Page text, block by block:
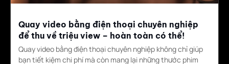
Quay video bằng điện thoại chuyên nghiệp
để thu về triệu view – hoàn toàn có thể!
Quay video bằng điện thoại chuyên nghiệp không chỉ giúp
bạn tiết kiệm chi phí mà còn mang lại những thước phim